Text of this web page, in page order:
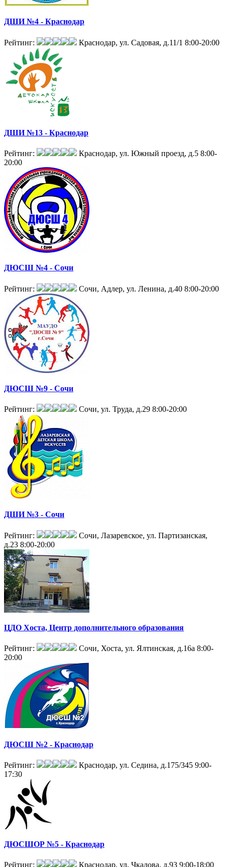
ДШИ №4 - Краснодар
Рейтинг: Краснодар, ул. Садовая, д.11/1 8:00-20:00
ДШИ №13 - Краснодар
Рейтинг: Краснодар, ул. Южный проезд, д.5 8:00-
20:00
ДЮСШ №4 - Сочи
Рейтинг: Сочи, Адлер, ул. Ленина, д.40 8:00-20:00
ДЮСШ №9 - Сочи
Рейтинг: Сочи, ул. Труда, д.29 8:00-20:00
ДШИ №3 - Сочи
Рейтинг:
Сочи, Лазаревское, ул. Партизанская,
д.23 8:00-20:00
ЦДО Хоста, Центр дополнительного образования
Рейтинг: Сочи, Хоста, ул. Ялтинская, д.16а 8:00-
20:00
ДЮСШ №2 - Краснодар
Рейтинг: Краснодар, ул. Седина, д.175/345 9:00-
17:30
ДЮСШОР №5 - Краснодар
Рейтинг: Краснодар, ул. Чкалова, д.93 9:00-18:00